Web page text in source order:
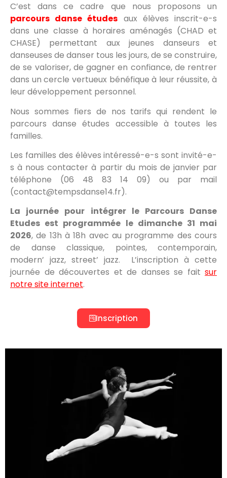
C’est dans ce cadre que nous proposons un
parcours danse études aux élèves inscrit-e-s
dans une classe à horaires aménagés (CHAD et
CHASE) permettant aux jeunes danseurs et
danseuses de danser tous les jours, de se construire,
de se valoriser, de gagner en confiance, de rentrer
dans un cercle vertueux bénéfique à leur réussite, à
leur développement personnel.
Nous sommes fiers de nos tarifs qui rendent le
parcours danse études accessible à toutes les
familles.
Les familles des élèves intéressé-e-s sont invité-e-
s à nous contacter à partir du mois de janvier par
téléphone (‭06 48 83 14 09‬) ou par mail
(contact@tempsdanse14.fr).
La journée pour intégrer le Parcours Danse
Etudes est programmée le dimanche 31 mai
2026, de 13h à 18h avec au programme des cours
de danse classique, pointes, contemporain,
modern’ jazz, street’ jazz. L’inscription à cette
journée de découvertes et de danses se fait sur
notre site internet.
Inscription